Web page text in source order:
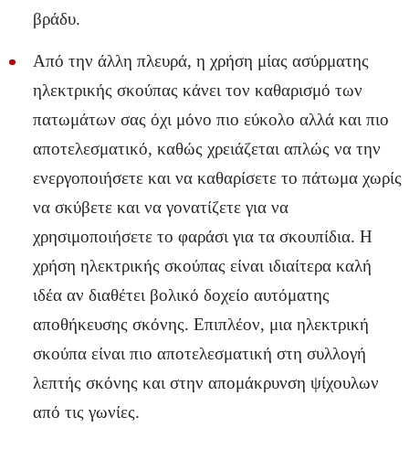
βράδυ.
Από την άλλη πλευρά, η χρήση μίας ασύρματης
ηλεκτρικής σκούπας κάνει τον καθαρισμό των
πατωμάτων σας όχι μόνο πιο εύκολο αλλά και πιο
αποτελεσματικό, καθώς χρειάζεται απλώς να την
ενεργοποιήσετε και να καθαρίσετε το πάτωμα χωρίς
να σκύβετε και να γονατίζετε για να
χρησιμοποιήσετε το φαράσι για τα σκουπίδια. Η
χρήση ηλεκτρικής σκούπας είναι ιδιαίτερα καλή
ιδέα αν διαθέτει βολικό δοχείο αυτόματης
αποθήκευσης σκόνης. Επιπλέον, μια ηλεκτρική
σκούπα είναι πιο αποτελεσματική στη συλλογή
λεπτής σκόνης και στην απομάκρυνση ψίχουλων
από τις γωνίες.